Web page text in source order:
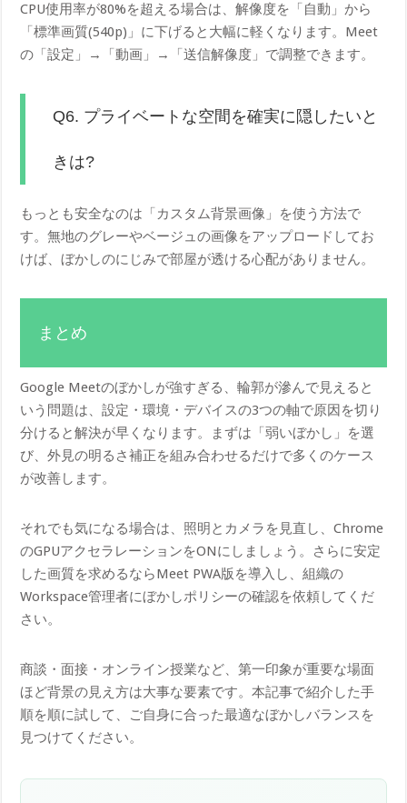
CPU使用率が80%を超える場合は、解像度を「自動」から
「標準画質(540p)」に下げると大幅に軽くなります。Meet
の「設定」→「動画」→「送信解像度」で調整できます。
Q6. プライベートな空間を確実に隠したいと
きは?
もっとも安全なのは「カスタム背景画像」を使う方法で
す。無地のグレーやベージュの画像をアップロードしてお
けば、ぼかしのにじみで部屋が透ける心配がありません。
まとめ
Google Meetのぼかしが強すぎる、輪郭が滲んで見えると
いう問題は、設定・環境・デバイスの3つの軸で原因を切り
分けると解決が早くなります。まずは「弱いぼかし」を選
び、外見の明るさ補正を組み合わせるだけで多くのケース
が改善します。
それでも気になる場合は、照明とカメラを見直し、Chrome
のGPUアクセラレーションをONにしましょう。さらに安定
した画質を求めるならMeet PWA版を導入し、組織の
Workspace管理者にぼかしポリシーの確認を依頼してくだ
さい。
商談・面接・オンライン授業など、第一印象が重要な場面
ほど背景の見え方は大事な要素です。本記事で紹介した手
順を順に試して、ご自身に合った最適なぼかしバランスを
見つけてください。